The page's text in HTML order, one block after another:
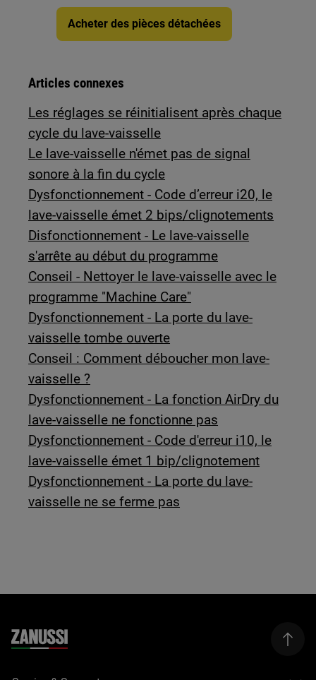
Acheter des pièces détachées
Articles connexes
Les réglages se réinitialisent après chaque
cycle du lave-vaisselle
Le lave-vaisselle n'émet pas de signal
sonore à la fin du cycle
Dysfonctionnement - Code d’erreur i20, le
lave-vaisselle émet 2 bips/clignotements
Disfonctionnement - Le lave-vaisselle
s'arrête au début du programme
Conseil - Nettoyer le lave-vaisselle avec le
programme "Machine Care"
Dysfonctionnement - La porte du lave-
vaisselle tombe ouverte
Conseil : Comment déboucher mon lave-
vaisselle ?
Dysfonctionnement - La fonction AirDry du
lave-vaisselle ne fonctionne pas
Dysfonctionnement - Code d'erreur i10, le
lave-vaisselle émet 1 bip/clignotement
Dysfonctionnement - La porte du lave-
vaisselle ne se ferme pas